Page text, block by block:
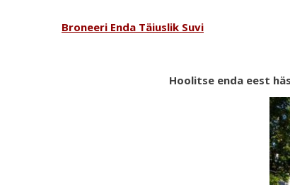
Broneeri Enda Täiuslik Suvi
Hoolitse enda eest